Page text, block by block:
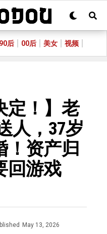
90后 00后 美女 视频
定！】老
人，37岁
！资产归
回游戏
May 13, 2026